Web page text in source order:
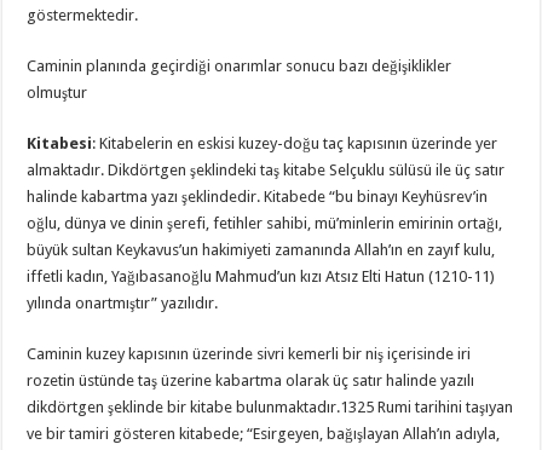
göstermektedir.
Caminin planında geçirdiği onarımlar sonucu bazı değişiklikler
olmuştur
Kitabesi: Kitabelerin en eskisi kuzey-doğu taç kapısının üzerinde yer
almaktadır. Dikdörtgen şeklindeki taş kitabe Selçuklu sülüsü ile üç satır
halinde kabartma yazı şeklindedir. Kitabede “bu binayı Keyhüsrev’in
oğlu, dünya ve dinin şerefi, fetihler sahibi, mü’minlerin emirinin ortağı,
büyük sultan Keykavus’un hakimiyeti zamanında Allah’ın en zayıf kulu,
iffetli kadın, Yağıbasanoğlu Mahmud’un kızı Atsız Elti Hatun (1210-11)
yılında onartmıştır” yazılıdır.
Caminin kuzey kapısının üzerinde sivri kemerli bir niş içerisinde iri
rozetin üstünde taş üzerine kabartma olarak üç satır halinde yazılı
dikdörtgen şeklinde bir kitabe bulunmaktadır.1325 Rumi tarihini taşıyan
ve bir tamiri gösteren kitabede; “Esirgeyen, bağışlayan Allah’ın adıyla,